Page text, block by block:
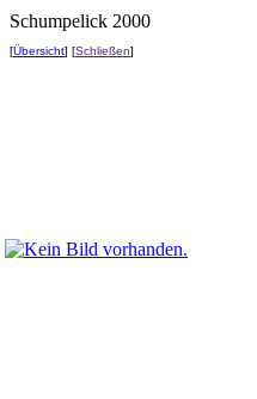
Schumpelick 2000
[Übersicht] [Schließen]